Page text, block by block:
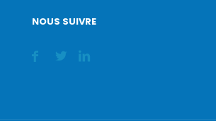
NOUS SUIVRE